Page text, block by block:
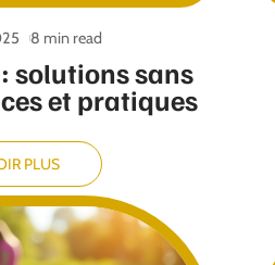
solutions sans
et pratiques
8 min read
PLUS